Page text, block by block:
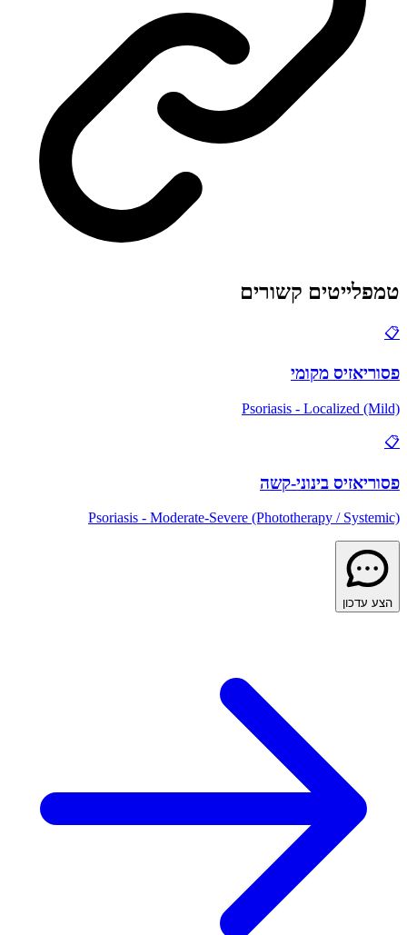
טמפלייטים קשורים
📋
פסוריאזיס מקומי
Psoriasis - Localized (Mild)
📋
פסוריאזיס בינוני-קשה
Psoriasis - Moderate-Severe (Phototherapy / Systemic)
הצע עדכון